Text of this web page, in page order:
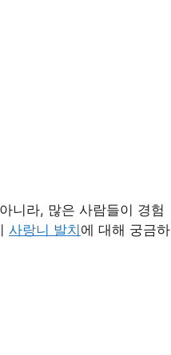
니라, 많은 사람들이 경험
사랑니 발치에 대해 궁금하